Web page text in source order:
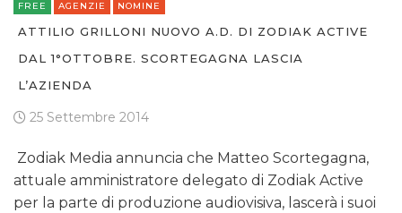
FREE AGENZIE NOMINE
ATTILIO GRILLONI NUOVO A.D. DI ZODIAK ACTIVE
DAL 1°OTTOBRE. SCORTEGAGNA LASCIA
L’AZIENDA
25 Settembre 2014
Zodiak Media annuncia che Matteo Scortegagna,
attuale amministratore delegato di Zodiak Active
per la parte di produzione audiovisiva, lascerà i suoi